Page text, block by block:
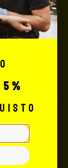
committente.
500,00 di
(in
smarrita o
l’intero
aggiuntivo del
prima